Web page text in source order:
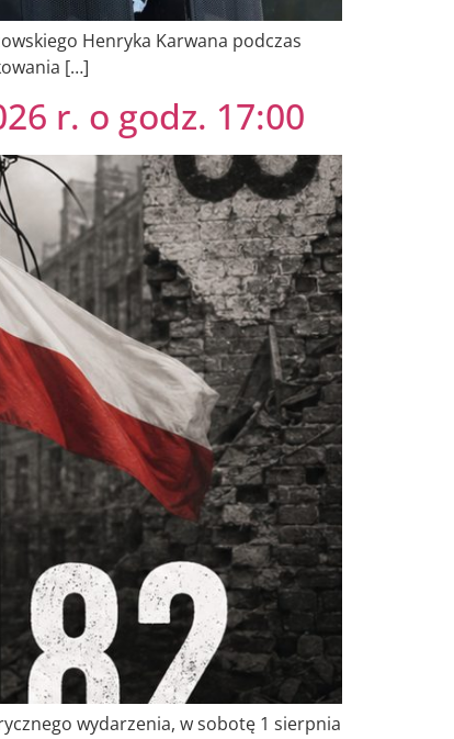
Henryka Karwana podczas
[…]
r. o godz. 17:00
wydarzenia, w sobotę 1 sierpnia